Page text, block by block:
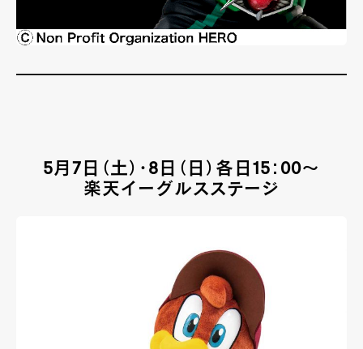
5月7日（土）・8日（日）各日15：00～
楽天イーグルスステージ